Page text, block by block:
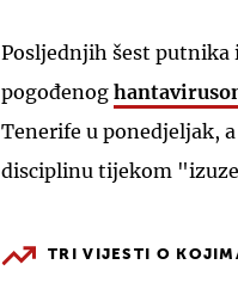
Posljednjih šest putnika
pogođenog
Tenerife u ponedjeljak,
disciplinu tijekom
TRI VIJESTI O